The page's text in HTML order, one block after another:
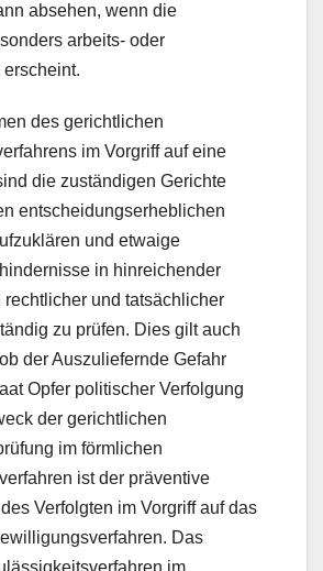
absehen, wenn die
arbeits- oder
des gerichtlichen
im Vorgriff auf eine
die zuständigen Gerichte
entscheidungserheblichen
und etwaige
in hinreichender
und tatsächlicher
zu prüfen. Dies gilt auch
der Auszuliefernde Gefahr
Opfer politischer Verfolgung
der gerichtlichen
im förmlichen
ist der präventive
Verfolgten im Vorgriff auf das
Das